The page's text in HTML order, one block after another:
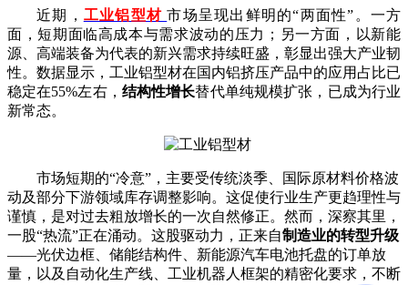
近期， 工业铝型材 市场呈现出鲜明的“两面性”。一方
面，短期面临高成本与需求波动的压力；另一方面，以新能
源、高端装备为代表的新兴需求持续旺盛，彰显出强大产业韧
性。数据显示，工业铝型材在国内铝挤压产品中的应用占比已
稳定在55%左右， 结构性增长替代单纯规模扩张，已成为行业
新常态。
市场短期的“冷意”，主要受传统淡季、国际原材料价格波
动及部分下游领域库存调整影响。这促使行业生产更趋理性与
谨慎，是对过去粗放增长的一次自然修正。然而，深察其里，
一股“热流”正在涌动。这股驱动力，正来自制造业的转型升级
——光伏边框、储能结构件、新能源汽车电池托盘的订单放
量，以及自动化生产线、工业机器人框架的精密化要求，不断